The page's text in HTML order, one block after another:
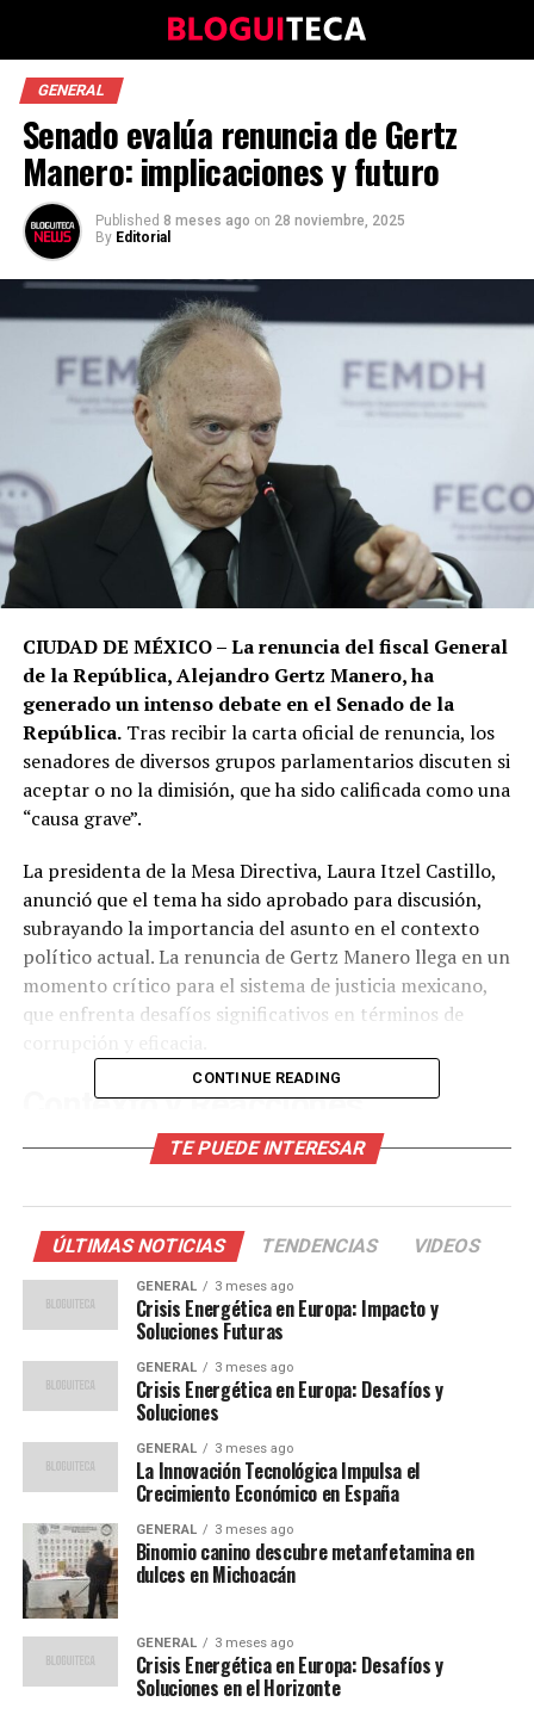
GENERAL
Senado evalúa renuncia de Gertz
Manero: implicaciones y futuro
Published 8 meses ago on 28 noviembre, 2025
By Editorial
CIUDAD DE MÉXICO – La renuncia del fiscal General
de la República, Alejandro Gertz Manero, ha
generado un intenso debate en el Senado de la
República.Tras recibir la carta oficial de renuncia, los
senadores de diversos grupos parlamentarios discuten si
aceptar o no la dimisión, que ha sido calificada como una
“causa grave”.
La presidenta de la Mesa Directiva, Laura Itzel Castillo,
anunció que el tema ha sido aprobado para discusión,
subrayando la importancia del asunto en el contexto
político actual. La renuncia de Gertz Manero llega en un
momento crítico para el sistema de justicia mexicano,
que enfrenta desafíos significativos en términos de
Contexto y Reacciones
Gertz Manero, quien asumió el cargo en 2019, ha sido
enfrentado críticas por su manejo de casos de alto perfil
y por su relación con el poder ejecutivo. Su renuncia,
considerada por algunos como un intento de aliviar
tensiones políticas, ha sido recibida con opiniones
divididas en el ámbito legislativo.
El senador Miguel Ángel Osorio Chong, del Partido
Revolucionario Institucional (PRI), comentó que la
renuncia “abre una oportunidad para fortalecer la
independencia de la Fiscalía”, mientras que otros
legisladores han expresado preocupaciones sobre la
estabilidad institucional.
Implicaciones para el Sistema
Judicial
La salida de Gertz Manero podría tener profundas
CONTINUE READING
TE PUEDE INTERESAR
ÚLTIMAS NOTICIAS TENDENCIAS VIDEOS
GENERAL 3 meses ago
Crisis Energética en Europa: Impacto y
Soluciones Futuras
GENERAL 3 meses ago
Crisis Energética en Europa: Desafíos y
Soluciones
GENERAL 3 meses ago
La Innovación Tecnológica Impulsa el
Crecimiento Económico en España
GENERAL 3 meses ago
Binomio canino descubre metanfetamina en
dulces en Michoacán
GENERAL 3 meses ago
Crisis Energética en Europa: Desafíos y
Soluciones en el Horizonte